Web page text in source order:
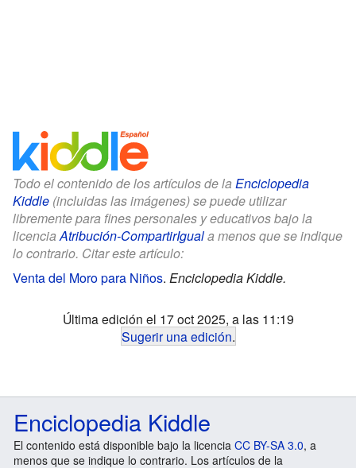
Todo el contenido de los artículos de la Enciclopedia
Kiddle (incluidas las imágenes) se puede utilizar
libremente para fines personales y educativos bajo la
licenciaAtribución-CompartirIguala menos que se indique
lo contrario. Citar este artículo:
Venta del Moro para Niños. Enciclopedia Kiddle.
Última edición el 17 oct 2025, a las 11:19
Sugerir una edición.
Enciclopedia Kiddle
El contenido está disponible bajo la licencia CC BY-SA 3.0, a
menos que se indique lo contrario. Los artículos de la